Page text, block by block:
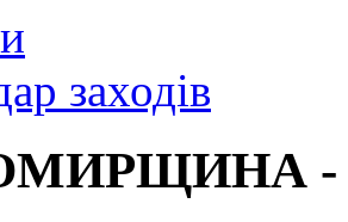
заходів
-